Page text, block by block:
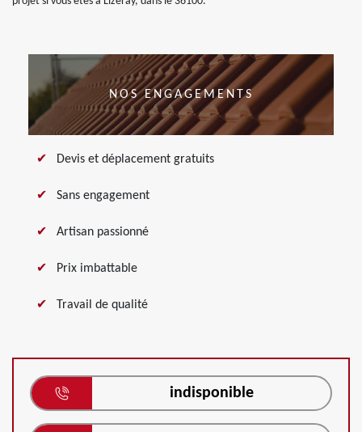
NOS ENGAGEMENTS
Devis et déplacement gratuits
Sans engagement
Artisan passionné
Prix imbattable
Travail de qualité
indisponible